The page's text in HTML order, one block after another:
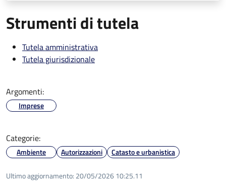
Strumenti di tutela
Tutela amministrativa
Tutela giurisdizionale
Argomenti:
Imprese
Categorie:
Ambiente Autorizzazioni Catasto e urbanistica
Ultimo aggiornamento: 20/05/2026 10:25.11